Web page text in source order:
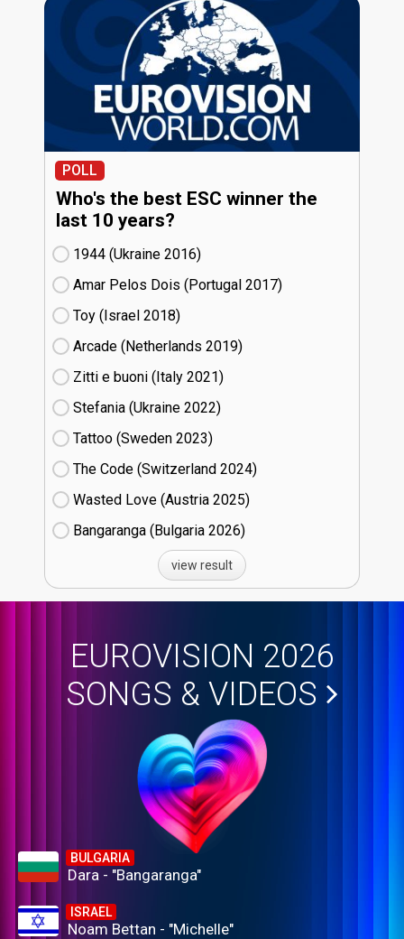
POLL
Who's the best ESC winner the
last 10 years?
1944 (Ukraine
16)
Amar Pelos Dois (Portugal
17)
Toy (Israel
18)
Arcade (Netherlands
19)
Zitti e buoni​ (Italy
21)
Stefania (Ukraine
22)
Tattoo (Sweden
23)
The Code (Switzerland
24)
Wasted Love (Austria
25)
Bangaranga (Bulgaria
26)
view result
EUROVISION 2026
SONGS & VIDEOS
BULGARIA
Dara - "Bangaranga"
ISRAEL
Noam Bettan - "Michelle"